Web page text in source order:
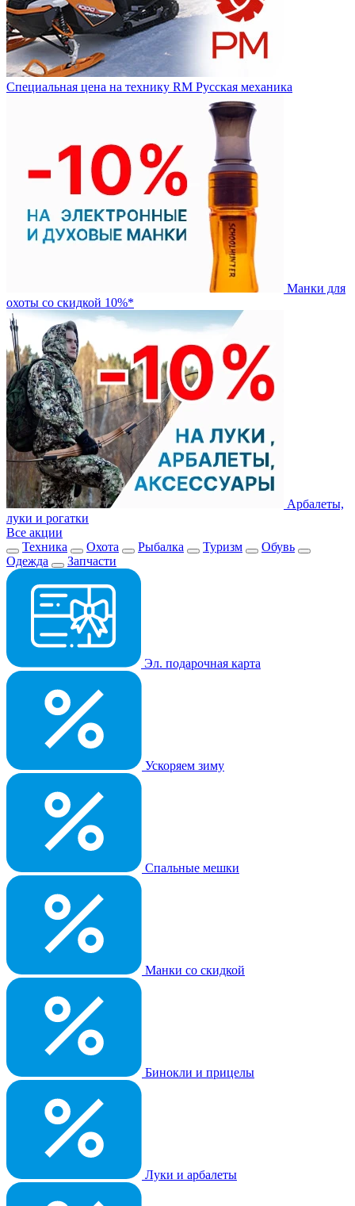
Специальная цена на технику RM Русская механика
Манки для
охоты со скидкой 10%*
Арбалеты,
луки и рогатки
Все акции
Техника
Охота Рыбалка Туризм
Обувь
Одежда
Запчасти
Эл. подарочная карта
Ускоряем зиму
Спальные мешки
Манки со скидкой
Бинокли и прицелы
Луки и арбалеты